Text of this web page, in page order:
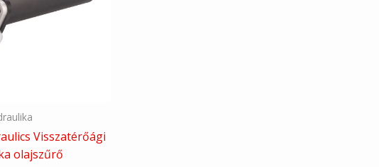
Visszatérőági
olajszűrő